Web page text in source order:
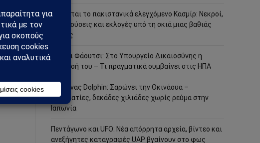
Φλέγεται το πακιστανικά ελεγχόμενο Κασμίρ: Νεκροί,
συγκρούσεις και εκλογές υπό τη σκιά μιας βαθιάς
κρίσης
Άντονι Φάουτσι: Στο Υπουργείο Δικαιοσύνης η
υπόθεσή του – Τι πραγματικά συμβαίνει στις ΗΠΑ
Τυφώνας Dolphin: Σαρώνει την Οκινάουα –
Τραυματίες, δεκάδες χιλιάδες χωρίς ρεύμα στην
Ιαπωνία
Πεντάγωνο και UFO: Νέα απόρρητα αρχεία, βίντεο και
ανεξήγητες καταγραφές UAP βγαίνουν στο φως